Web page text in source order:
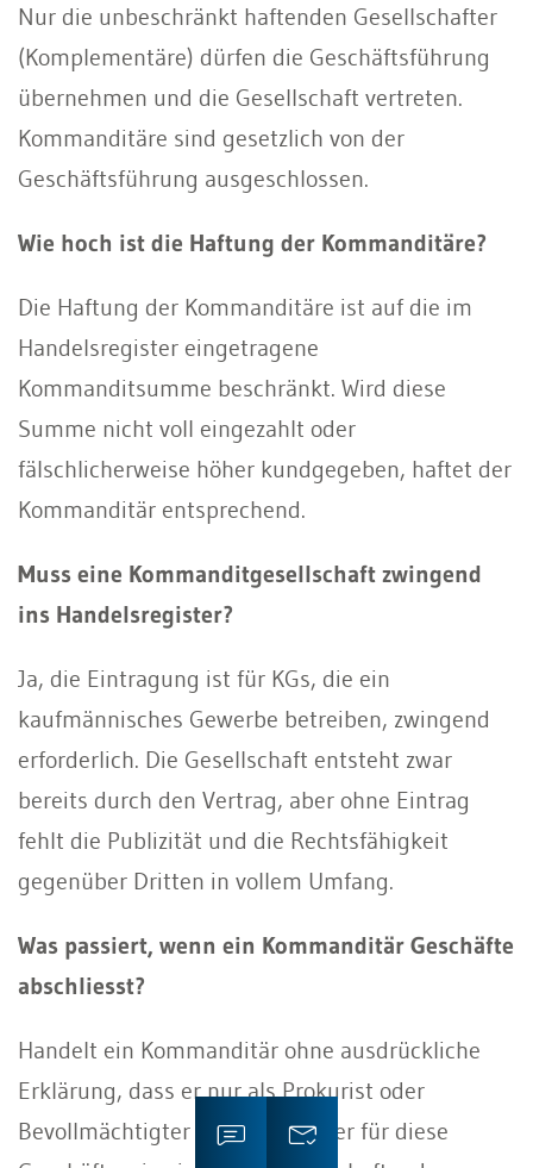
Nur die unbeschränkt haftenden Gesellschafter
(Komplementäre) dürfen die Geschäftsführung
übernehmen und die Gesellschaft vertreten.
Kommanditäre sind gesetzlich von der
Geschäftsführung ausgeschlossen.
Wie hoch ist die Haftung der Kommanditäre?
Die Haftung der Kommanditäre ist auf die im
Handelsregister eingetragene
Kommanditsumme beschränkt. Wird diese
Summe nicht voll eingezahlt oder
fälschlicherweise höher kundgegeben, haftet der
Kommanditär entsprechend.
Muss eine Kommanditgesellschaft zwingend
ins Handelsregister?
Ja, die Eintragung ist für KGs, die ein
kaufmännisches Gewerbe betreiben, zwingend
erforderlich. Die Gesellschaft entsteht zwar
bereits durch den Vertrag, aber ohne Eintrag
fehlt die Publizität und die Rechtsfähigkeit
gegenüber Dritten in vollem Umfang.
Was passiert, wenn ein Kommanditär Geschäfte
abschliesst?
Handelt ein Kommanditär ohne ausdrückliche
Erklärung, dass er nur als Prokurist oder
Bevollmächtigter agiert, haftet er für diese